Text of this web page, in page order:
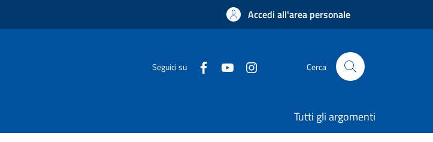
Accedi all'area personale
Seguici su Cerca
Tutti gli argomenti